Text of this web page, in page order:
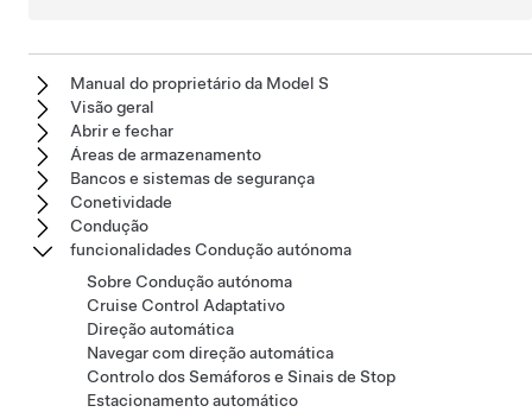
Manual do proprietário da Model S
Visão geral
Abrir e fechar
Áreas de armazenamento
Bancos e sistemas de segurança
Conetividade
Condução
funcionalidades Condução autónoma
Sobre Condução autónoma
Cruise Control Adaptativo
Direção automática
Navegar com direção automática
Controlo dos Semáforos e Sinais de Stop
Estacionamento automático